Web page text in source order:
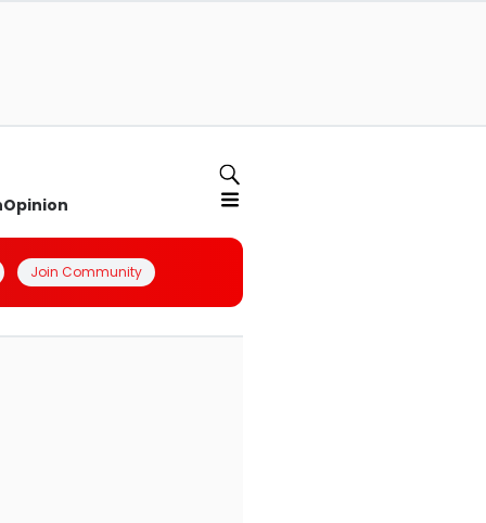
Opinion
Join Community